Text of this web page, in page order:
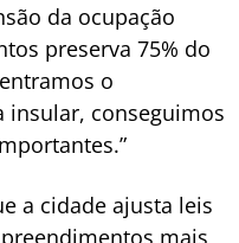
da ocupação
preserva 75% do
o
insular, conseguimos
a cidade ajusta leis
mais